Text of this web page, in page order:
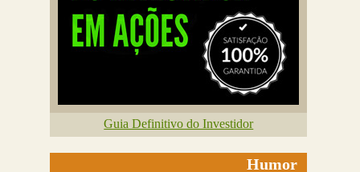
Guia Definitivo do Investidor
Humor